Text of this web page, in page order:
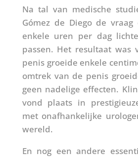
Na tal van medische
Gómez de Diego de vraag
enkele uren per dag
passen. Het resultaat was
penis groeide enkele
omtrek van de penis
geen nadelige effecten.
vond plaats in
met onafhankelijke
wereld.
En nog een andere